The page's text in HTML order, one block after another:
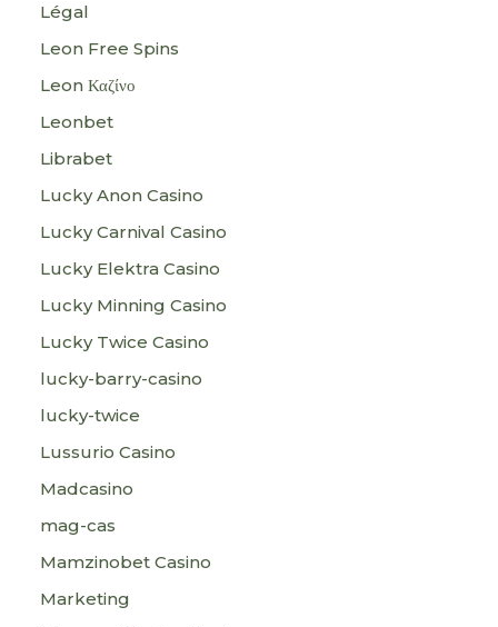
Légal
Leon Free Spins
Leon Καζίνο
Leonbet
Librabet
Lucky Anon Casino
Lucky Carnival Casino
Lucky Elektra Casino
Lucky Minning Casino
Lucky Twice Casino
lucky-barry-casino
lucky-twice
Lussurio Casino
Madcasino
mag-cas
Mamzinobet Casino
Marketing